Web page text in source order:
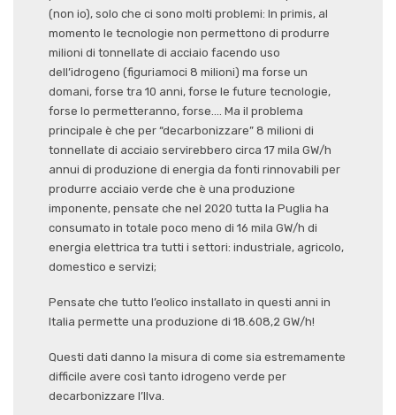
(non io), solo che ci sono molti problemi: In primis, al
momento le tecnologie non permettono di produrre
milioni di tonnellate di acciaio facendo uso
dell’idrogeno (figuriamoci 8 milioni) ma forse un
domani, forse tra 10 anni, forse le future tecnologie,
forse lo permetteranno, forse…. Ma il problema
principale è che per “decarbonizzare” 8 milioni di
tonnellate di acciaio servirebbero circa 17 mila GW/h
annui di produzione di energia da fonti rinnovabili per
produrre acciaio verde che è una produzione
imponente, pensate che nel 2020 tutta la Puglia ha
consumato in totale poco meno di 16 mila GW/h di
energia elettrica tra tutti i settori: industriale, agricolo,
domestico e servizi;
Pensate che tutto l’eolico installato in questi anni in
Italia permette una produzione di 18.608,2 GW/h!
Questi dati danno la misura di come sia estremamente
difficile avere così tanto idrogeno verde per
decarbonizzare l’Ilva.